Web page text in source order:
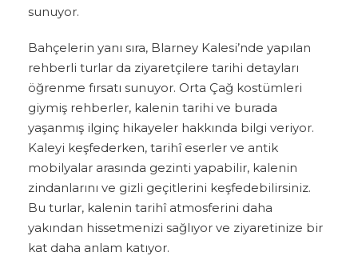
sunuyor.
Bahçelerin yanı sıra, Blarney Kalesi’nde yapılan
rehberli turlar da ziyaretçilere tarihi detayları
öğrenme fırsatı sunuyor. Orta Çağ kostümleri
giymiş rehberler, kalenin tarihi ve burada
yaşanmış ilginç hikayeler hakkında bilgi veriyor.
Kaleyi keşfederken, tarihî eserler ve antik
mobilyalar arasında gezinti yapabilir, kalenin
zindanlarını ve gizli geçitlerini keşfedebilirsiniz.
Bu turlar, kalenin tarihî atmosferini daha
yakından hissetmenizi sağlıyor ve ziyaretinize bir
kat daha anlam katıyor.